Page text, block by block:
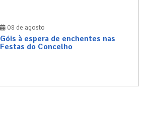
08 de agosto
Góis à espera de enchentes nas
Festas do Concelho